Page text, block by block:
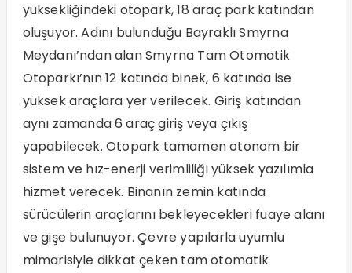
yüksekliğindeki otopark, 18 araç park katından
oluşuyor. Adını bulunduğu Bayraklı Smyrna
Meydanı’ndan alan Smyrna Tam Otomatik
Otoparkı’nın 12 katında binek, 6 katında ise
yüksek araçlara yer verilecek. Giriş katından
aynı zamanda 6 araç giriş veya çıkış
yapabilecek. Otopark tamamen otonom bir
sistem ve hız-enerji verimliliği yüksek yazılımla
hizmet verecek. Binanın zemin katında
sürücülerin araçlarını bekleyecekleri fuaye alanı
ve gişe bulunuyor. Çevre yapılarla uyumlu
mimarisiyle dikkat çeken tam otomatik